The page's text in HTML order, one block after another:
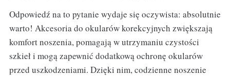
Odpowiedź na to pytanie wydaje się oczywista: absolutnie
warto! Akcesoria do okularów korekcyjnych zwiększają
komfort noszenia, pomagają w utrzymaniu czystości
szkieł i mogą zapewnić dodatkową ochronę okularów
przed uszkodzeniami. Dzięki nim, codzienne noszenie